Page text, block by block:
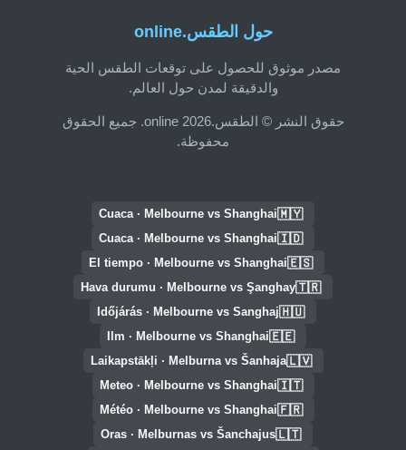
حول الطقس.online
مصدر موثوق للحصول على توقعات الطقس الحية
والدقيقة لمدن حول العالم.
حقوق النشر © الطقس.online 2026. جميع الحقوق
محفوظة.
🇲🇾
Cuaca · Melbourne vs Shanghai
🇮🇩
Cuaca · Melbourne vs Shanghai
🇪🇸
El tiempo · Melbourne vs Shanghai
🇹🇷
Hava durumu · Melbourne vs Şanghay
🇭🇺
Időjárás · Melbourne vs Sanghaj
🇪🇪
Ilm · Melbourne vs Shanghai
🇱🇻
Laikapstākļi · Melburna vs Šanhaja
🇮🇹
Meteo · Melbourne vs Shanghai
🇫🇷
Météo · Melbourne vs Shanghai
🇱🇹
Oras · Melburnas vs Šanchajus